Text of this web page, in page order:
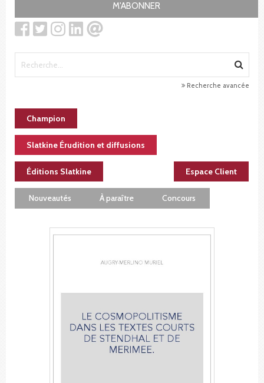
M'ABONNER
Recherche avancée
Champion
Slatkine Érudition et diffusions
Éditions Slatkine Espace Client
Nouveautés À paraître Concours